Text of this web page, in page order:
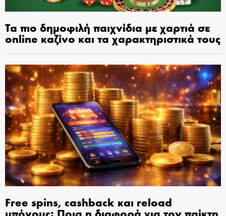
Τα πιο δημοφιλή παιχνίδια με χαρτιά σε
online καζίνο και τα χαρακτηριστικά τους
Free spins, cashback και reload
μπόνους: Ποια η διαφορά για τον παίκτη